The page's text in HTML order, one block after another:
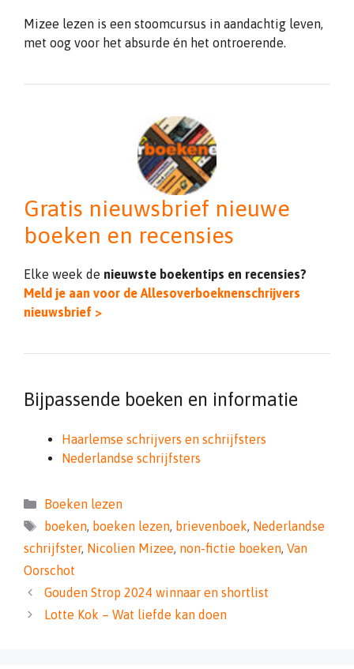
Mizee lezen is een stoomcursus in aandachtig leven,
met oog voor het absurde én het ontroerende.
Gratis nieuwsbrief nieuwe
boeken en recensies
Elke week de nieuwste boekentips en recensies?
Meld je aan voor de Allesoverboeknenschrijvers
nieuwsbrief >
Bijpassende boeken en informatie
Haarlemse schrijvers en schrijfsters
Nederlandse schrijfsters
Categorieën
Boeken lezen
Tags
boeken, boeken lezen, brievenboek, Nederlandse
schrijfster, Nicolien Mizee, non-fictie boeken, Van
Oorschot
Gouden Strop 2024 winnaar en shortlist
Lotte Kok – Wat liefde kan doen